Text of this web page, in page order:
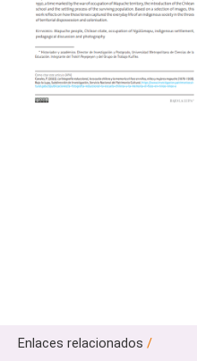
Enlaces relacionados /